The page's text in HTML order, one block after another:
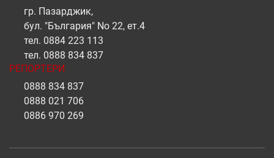
гр. Пазарджик,
бул. "България" No 22, ет.4
тел. 0884 223 113
тел. 0888 834 837
РЕПОРТЕРИ
0888 834 837
0888 021 706
0886 970 269